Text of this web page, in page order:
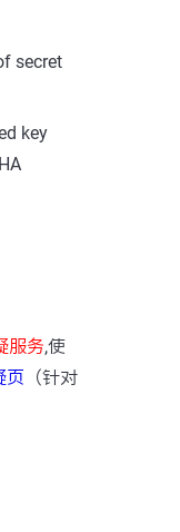
secret
key
服务,使
页 （针对